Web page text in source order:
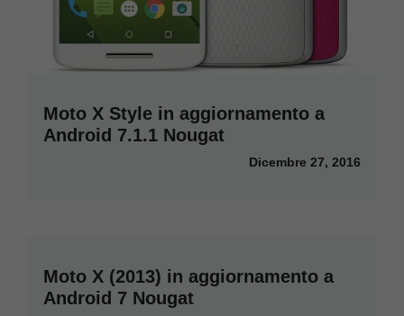
Moto X Style in aggiornamento a
Android 7.1.1 Nougat
Dicembre 27, 2016
Moto X (2013) in aggiornamento a
Android 7 Nougat